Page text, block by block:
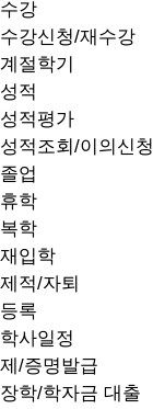
수강
수강신청/재수강
계절학기
성적
성적평가
성적조회/이의신청
졸업
휴학
복학
재입학
제적/자퇴
등록
학사일정
제/증명발급
장학/학자금 대출